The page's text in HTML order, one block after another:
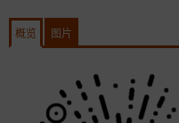
概览 图片